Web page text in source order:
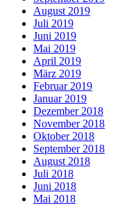
August 2019
Juli 2019
Juni 2019
Mai 2019
April 2019
März 2019
Februar 2019
Januar 2019
Dezember 2018
November 2018
Oktober 2018
September 2018
August 2018
Juli 2018
Juni 2018
Mai 2018